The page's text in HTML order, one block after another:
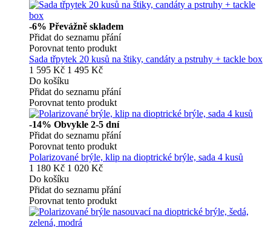
-6% Převážně skladem
Přidat do seznamu přání
Porovnat tento produkt
Sada třpytek 20 kusů na štiky, candáty a pstruhy + tackle box
1 595 Kč 1 495 Kč
Do košíku
Přidat do seznamu přání
Porovnat tento produkt
-14% Obvykle 2-5 dní
Přidat do seznamu přání
Porovnat tento produkt
Polarizované brýle, klip na dioptrické brýle, sada 4 kusů
1 180 Kč 1 020 Kč
Do košíku
Přidat do seznamu přání
Porovnat tento produkt